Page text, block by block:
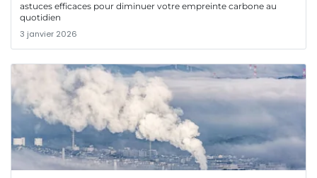
astuces efficaces pour diminuer votre empreinte carbone au
quotidien
3 janvier 2026